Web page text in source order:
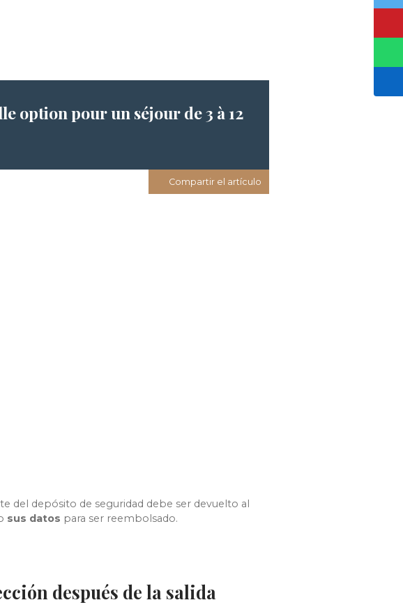
option pour un séjour de 3 à 12
Compartir el artículo
del depósito de seguridad debe ser devuelto al
sus datos para ser reembolsado.
después de la salida